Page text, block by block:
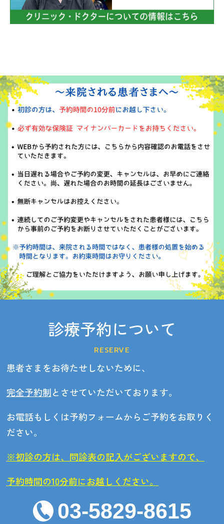
診療予約について
RESERVE
患者さまをお待たせしないために、
完全予約制とさせていただいております。
お電話もしくは予約フォームからご予約をお取りく
ださい。
※初診の方は、問診表の記入がございますので、
予約時間の10分前にお越しください。
03-5829-8615